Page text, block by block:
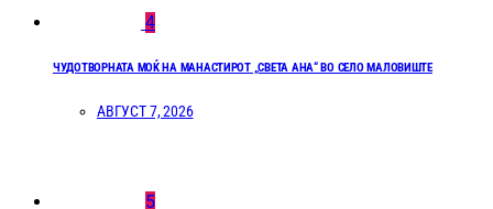
4
ЧУДОТВОРНАТА МОЌ НА МАНАСТИРОТ „СВЕТА АНА“ ВО СЕЛО МАЛОВИШТЕ
АВГУСТ 7, 2026
5